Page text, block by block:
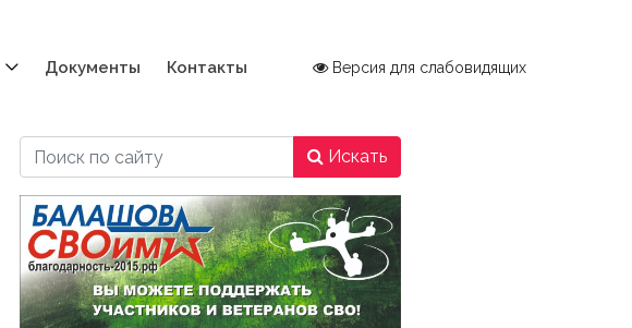
Документы Контакты Версия для слабовидящих
Искать